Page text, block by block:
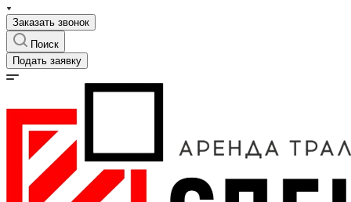
Заказать звонок
Поиск
Подать заявку